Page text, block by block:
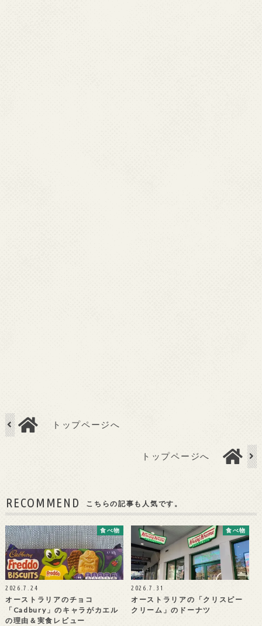
トップページへ
トップページへ
RECOMMEND こちらの記事も人気です。
食べ物
2026.7.24
オーストラリアのチョコ
「Cadbury」のキャラがカエル
の理由＆実食レビュー
食べ物
2026.7.31
オーストラリアの「クリスピー
クリーム」のドーナツ